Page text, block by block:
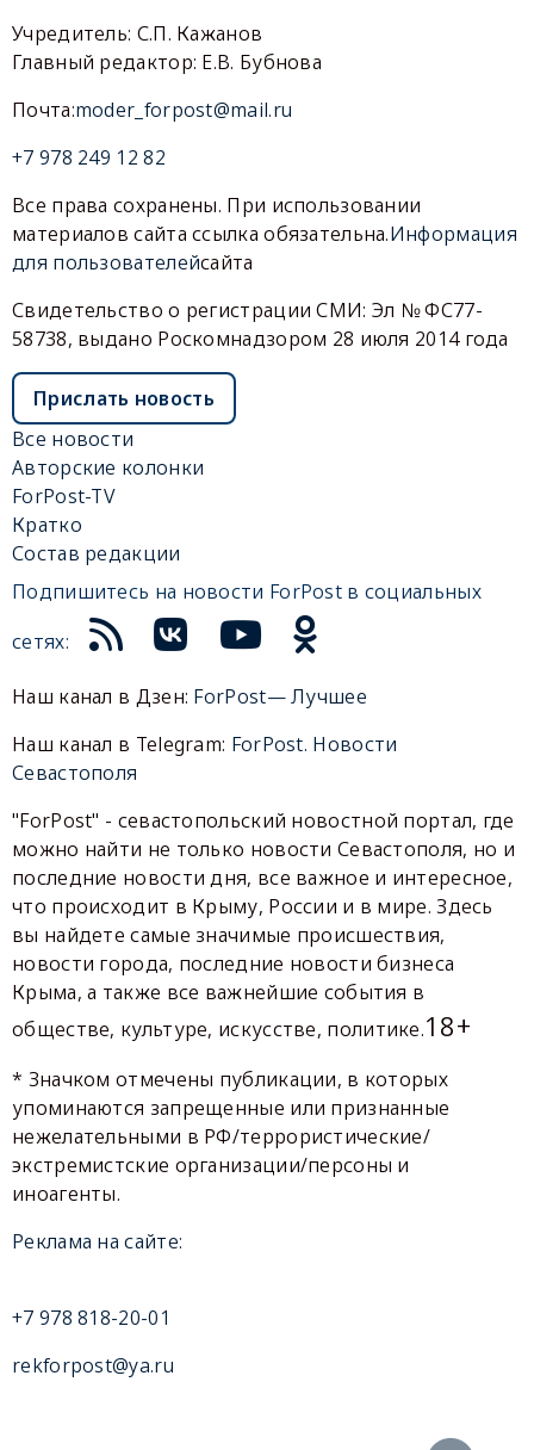
Учредитель: С.П. Кажанов
Главный редактор: Е.В. Бубнова
Почта:moder_forpost@mail.ru
+7 978 249 12 82
Все права сохранены. При использовании
материалов сайта ссылка обязательна.Информация
для пользователейсайта
Свидетельство о регистрации СМИ: Эл № ФС77-
58738, выдано Роскомнадзором 28 июля 2014 года
Прислать новость
Все новости
Авторские колонки
ForPost-TV
Кратко
Состав редакции
Подпишитесь на новости ForPost в социальных
сетях:
Наш канал в Дзен: ForPost— Лучшее
Наш канал в Telegram: ForPost. Новости
Севастополя
"ForPost" - севастопольский новостной портал, где
можно найти не только новости Севастополя, но и
последние новости дня, все важное и интересное,
что происходит в Крыму, России и в мире. Здесь
вы найдете самые значимые происшествия,
новости города, последние новости бизнеса
Крыма, а также все важнейшие события в
обществе, культуре, искусстве, политике.18+
* Значком отмечены публикации, в которых
упоминаются запрещенные или признанные
нежелательными в РФ/террористические/
экстремистские организации/персоны и
иноагенты.
Реклама на сайте:
+7 978 818-20-01
rekforpost@ya.ru